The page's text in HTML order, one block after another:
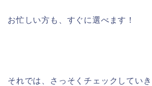
お忙しい方も、すぐに選べます！
それでは、さっそくチェックしていき